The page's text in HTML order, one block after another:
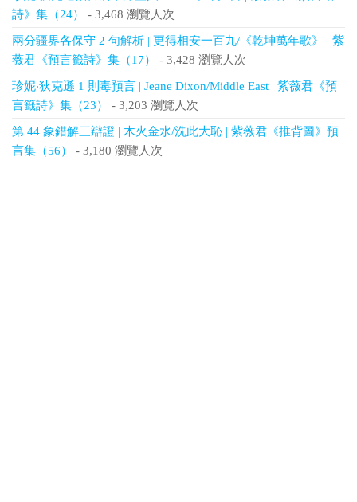
詩》集（24）
- 3,468 瀏覽人次
兩分疆界各保守 2 句解析 | 更得相安一百九/《乾坤萬年歌》 | 紫
薇君《預言籤詩》集（17）
- 3,428 瀏覽人次
珍妮‧狄克遜 1 則毒預言 | Jeane Dixon/Middle East | 紫薇君《預
言籤詩》集（23）
- 3,203 瀏覽人次
第 44 象錯解三辯證 | 木火金水/洗此大恥 | 紫薇君《推背圖》預
言集（56）
- 3,180 瀏覽人次